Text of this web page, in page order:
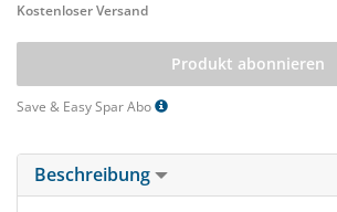
Kostenloser Versand
Produkt abonnieren
Save & Easy Spar Abo
Beschreibung